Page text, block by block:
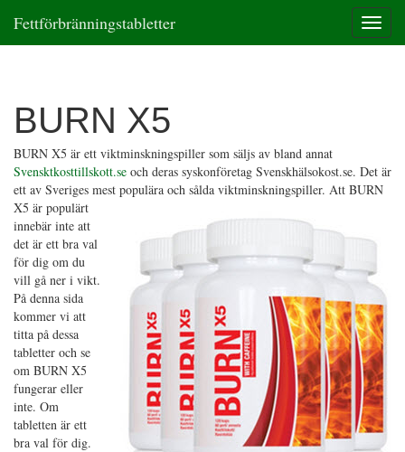
T
o
v
i
t
o
Fettförbränningstabletter
BURN X5
BURN X5 är ett viktminskningspiller som säljs av bland annat
Svensktkosttillskott.se och deras syskonföretag Svenskhälsokost.se. Det är
ett av Sveriges mest populära och sålda viktminskningspiller. Att BURN
X5 är populärt
innebär inte att
det är ett bra val
för dig om du
vill gå ner i vikt.
På denna sida
kommer vi att
titta på dessa
tabletter och se
om BURN X5
fungerar eller
inte. Om
tabletten är ett
bra val för dig.